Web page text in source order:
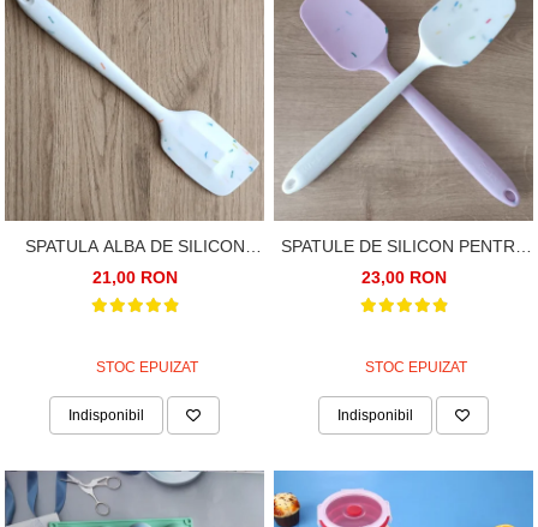
SPATULA ALBA DE SILICON
ALIMENTAR TERMOREZISTENT
21,00 RON
STOC EPUIZAT
Indisponibil
SPATULE DE SILICON PENTRU
BUCATARIE, 27CM
23,00 RON
STOC EPUIZAT
Indisponibil